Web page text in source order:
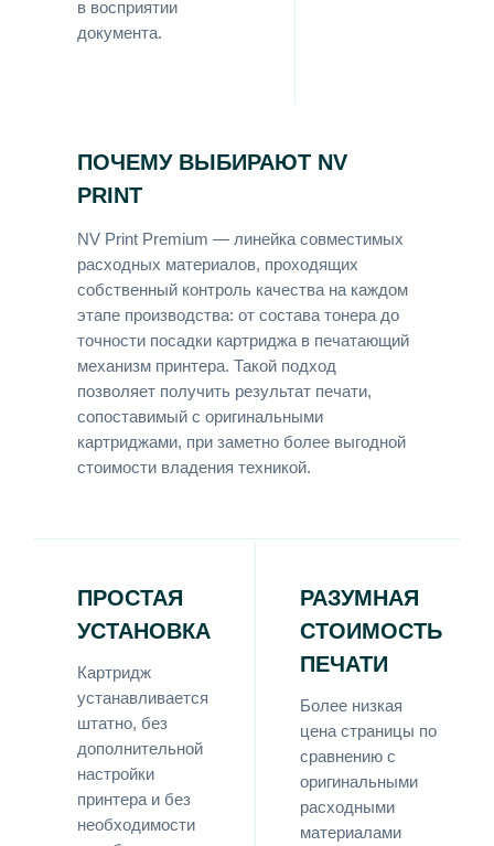
в восприятии
документа.
ПОЧЕМУ ВЫБИРАЮТ NV
PRINT
NV Print Premium — линейка совместимых
расходных материалов, проходящих
собственный контроль качества на каждом
этапе производства: от состава тонера до
точности посадки картриджа в печатающий
механизм принтера. Такой подход
позволяет получить результат печати,
сопоставимый с оригинальными
картриджами, при заметно более выгодной
стоимости владения техникой.
ПРОСТАЯ
УСТАНОВКА
Картридж
устанавливается
штатно, без
дополнительной
настройки
принтера и без
необходимости
РАЗУМНАЯ
СТОИМОСТЬ
ПЕЧАТИ
Более низкая
цена страницы по
сравнению с
оригинальными
расходными
материалами